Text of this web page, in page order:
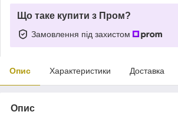
Що таке купити з Пром?
Замовлення під захистом
Опис Характеристики Доставка
Опис